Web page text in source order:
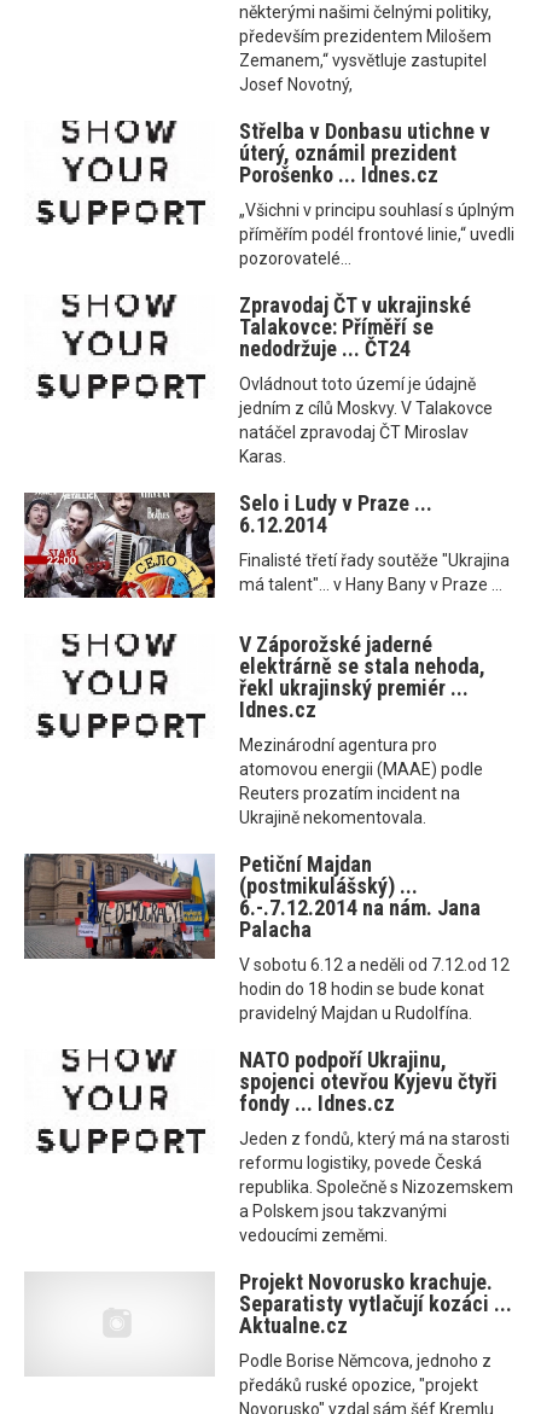
některými našimi čelnými politiky,
především prezidentem Milošem
Zemanem,“ vysvětluje zastupitel
Josef Novotný,
Střelba v Donbasu utichne v
úterý, oznámil prezident
Porošenko ... Idnes.cz
„Všichni v principu souhlasí s úplným
příměřím podél frontové linie,“ uvedli
pozorovatelé...
Zpravodaj ČT v ukrajinské
Talakovce: Příměří se
nedodržuje ... ČT24
Ovládnout toto území je údajně
jedním z cílů Moskvy. V Talakovce
natáčel zpravodaj ČT Miroslav
Karas.
Selo i Ludy v Praze ...
6.12.2014
Finalisté třetí řady soutěže "Ukrajina
má talent"... v Hany Bany v Praze ...
V Záporožské jaderné
elektrárně se stala nehoda,
řekl ukrajinský premiér ...
Idnes.cz
Mezinárodní agentura pro
atomovou energii (MAAE) podle
Reuters prozatím incident na
Ukrajině nekomentovala.
Petiční Majdan
(postmikulášský) ...
6.-.7.12.2014 na nám. Jana
Palacha
V sobotu 6.12 a neděli od 7.12.od 12
hodin do 18 hodin se bude konat
pravidelný Majdan u Rudolfína.
NATO podpoří Ukrajinu,
spojenci otevřou Kyjevu čtyři
fondy ... Idnes.cz
Jeden z fondů, který má na starosti
reformu logistiky, povede Česká
republika. Společně s Nizozemskem
a Polskem jsou takzvanými
vedoucími zeměmi.
Projekt Novorusko krachuje.
Separatisty vytlačují kozáci ...
Aktualne.cz
Podle Borise Němcova, jednoho z
předáků ruské opozice, "projekt
Novorusko" vzdal sám šéf Kremlu